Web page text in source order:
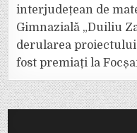
interjudețean de
Gimnazială „Duiliu
derularea
fost premiați la